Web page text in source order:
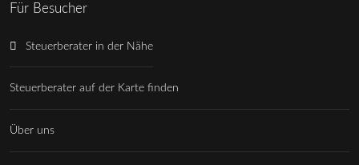
Für Besucher
Steuerberater in der Nähe
Steuerberater auf der Karte finden
Über uns